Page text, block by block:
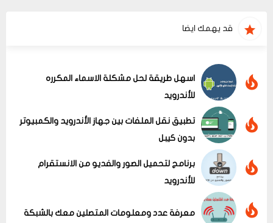
قد يهمك ايضا
اسهل طريقة لحل مشكلة الاسماء المكرره
للأندرويد
تطبيق نقل الملفات بين جهاز الأندرويد والكمبيوتر
بدون كيبل
برنامج لتحميل الصور والفديو من الانستقرام
للأندرويد
معرفة عدد ومعلومات المتصلين معك بالشبكة